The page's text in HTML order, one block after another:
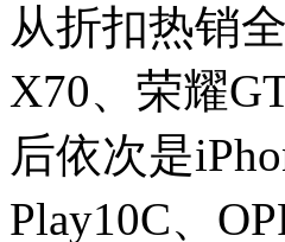
从折扣热销
X70、荣耀
后依次是
Play10C、